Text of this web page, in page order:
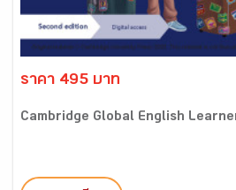
ราคา 495 บาท
Cambridge Global English